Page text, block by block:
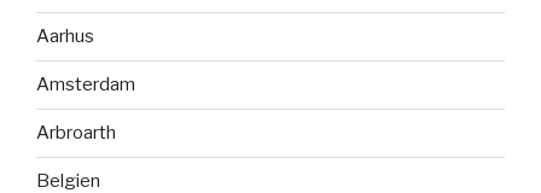
Aarhus
Amsterdam
Arbroarth
Belgien